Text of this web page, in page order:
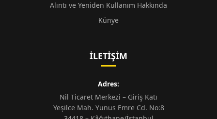
Alıntı ve Yeniden Kullanım Hakkında
Künye
İLETIŞIM
Adres:
Nil Ticaret Merkezi – Giriş Katı
Yeşilce Mah. Yunus Emre Cd. No:8